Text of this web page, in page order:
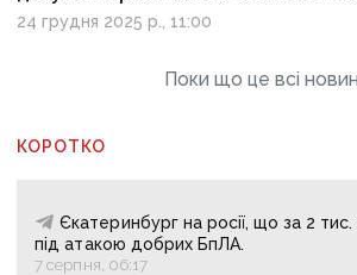
24 грудня 2025 р., 11:00
Поки що це всі
КОРОТКО
Єкатеринбург на росії, що за 2 тис.
під атакою добрих БпЛА.
7 серпня, 06:17